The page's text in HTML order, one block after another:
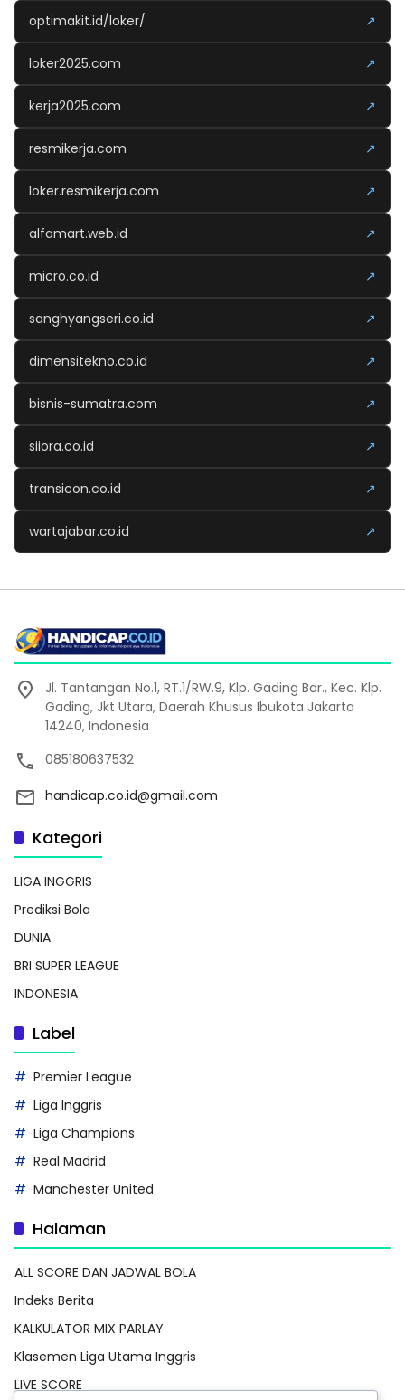
optimakit.id/loker/ ↗
loker2025.com ↗
kerja2025.com ↗
resmikerja.com ↗
loker.resmikerja.com ↗
alfamart.web.id ↗
micro.co.id ↗
sanghyangseri.co.id ↗
dimensitekno.co.id ↗
bisnis-sumatra.com ↗
siiora.co.id ↗
transicon.co.id ↗
wartajabar.co.id ↗
Jl. Tantangan No.1, RT.1/RW.9, Klp. Gading Bar., Kec. Klp.
Gading, Jkt Utara, Daerah Khusus Ibukota Jakarta
14240, Indonesia
085180637532
handicap.co.id@gmail.com
Kategori
LIGA INGGRIS
Prediksi Bola
DUNIA
BRI SUPER LEAGUE
INDONESIA
Label
Premier League
Liga Inggris
Liga Champions
Real Madrid
Manchester United
Halaman
ALL SCORE DAN JADWAL BOLA
Indeks Berita
KALKULATOR MIX PARLAY
Klasemen Liga Utama Inggris
LIVE SCORE